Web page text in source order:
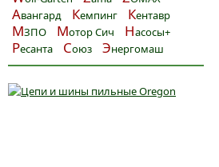
Авангард Кемпинг Кентавр
МЗПО Мотор Сич Насосы+
Ресанта Союз Энергомаш